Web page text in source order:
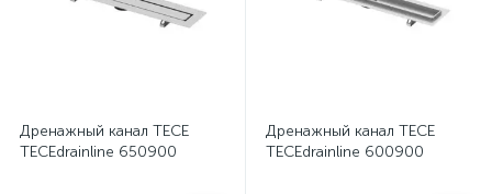
Дренажный канал TECE
TECEdrainline 650900
Дренажный канал TECE
TECEdrainline 600900